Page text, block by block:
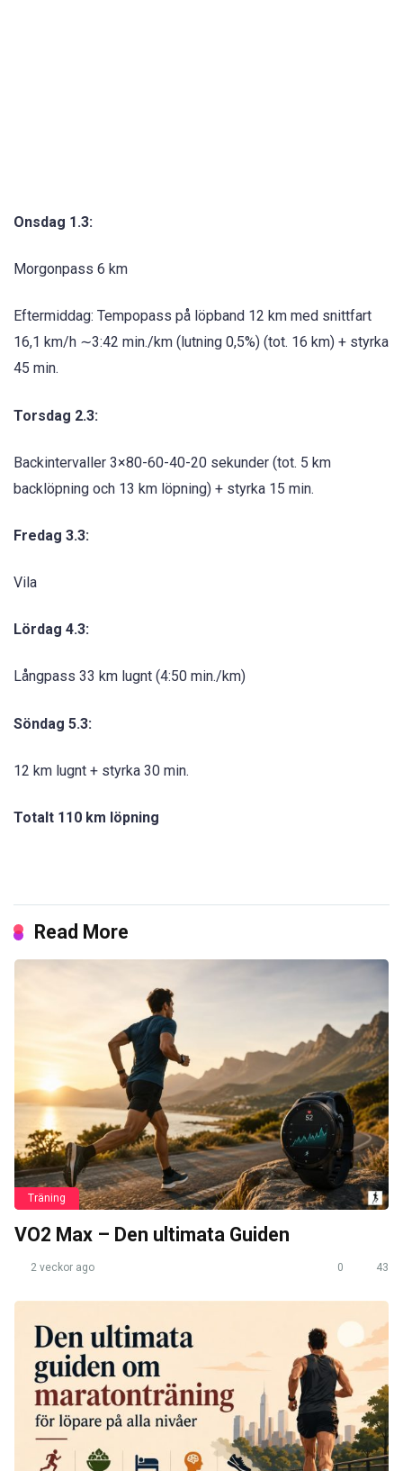
Onsdag 1.3:
Morgonpass 6 km
Eftermiddag: Tempopass på löpband 12 km med snittfart
16,1 km/h ∼3:42 min./km (lutning 0,5%) (tot. 16 km) + styrka
45 min.
Torsdag 2.3:
Backintervaller 3×80-60-40-20 sekunder (tot. 5 km
backlöpning och 13 km löpning) + styrka 15 min.
Fredag 3.3:
Vila
Lördag 4.3:
Långpass 33 km lugnt (4:50 min./km)
Söndag 5.3:
12 km lugnt + styrka 30 min.
Totalt 110 km löpning
Read More
Träning
VO2 Max – Den ultimata Guiden
2 veckor ago 0 43